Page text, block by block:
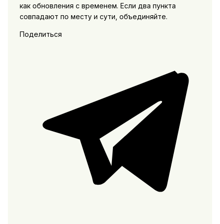
как обновления с временем. Если два пункта
совпадают по месту и сути, объединяйте.
Поделиться